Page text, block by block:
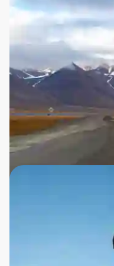
Blomster i det barske
tilfælde i selvforsvar. En
men den blev hurtigt
vej på Svalbard!
På snescooter er der
isbjørn, og det er